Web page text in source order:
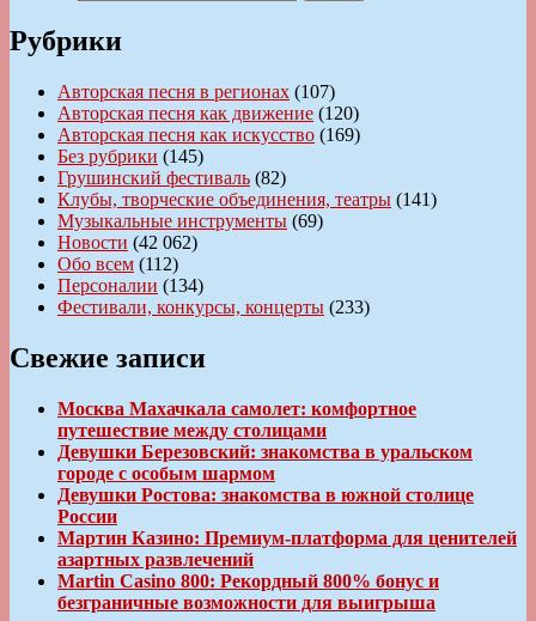
Рубрики
Авторская песня в регионах (107)
Авторская песня как движение (120)
Авторская песня как искусство (169)
Без рубрики (145)
Грушинский фестиваль (82)
Клубы, творческие объединения, театры (141)
Музыкальные инструменты (69)
Новости (42 062)
Обо всем (112)
Персоналии (134)
Фестивали, конкурсы, концерты (233)
Свежие записи
Москва Махачкала самолет: комфортное
путешествие между столицами
Девушки Березовский: знакомства в уральском
городе с особым шармом
Девушки Ростова: знакомства в южной столице
России
Мартин Казино: Премиум-платформа для ценителей
азартных развлечений
Martin Casino 800: Рекордный 800% бонус и
безграничные возможности для выигрыша